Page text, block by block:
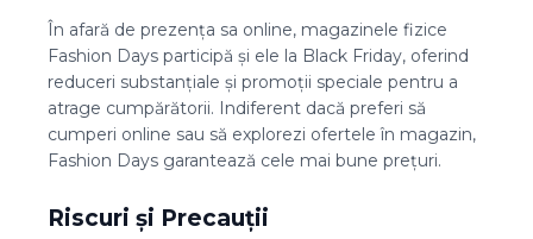
În afară de prezența sa online, magazinele fizice
Fashion Days participă și ele la Black Friday, oferind
reduceri substanțiale și promoții speciale pentru a
atrage cumpărătorii. Indiferent dacă preferi să
cumperi online sau să explorezi ofertele în magazin,
Fashion Days garantează cele mai bune prețuri.
Riscuri și Precauții